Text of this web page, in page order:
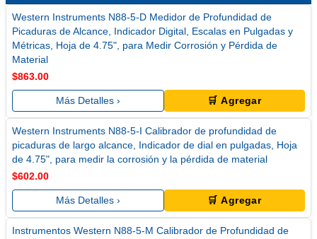
Western Instruments N88-5-D Medidor de Profundidad de
Picaduras de Alcance, Indicador Digital, Escalas en Pulgadas y
Métricas, Hoja de 4.75", para Medir Corrosión y Pérdida de
Material
$863.00
Más Detalles › 🛒 Agregar
Western Instruments N88-5-I Calibrador de profundidad de
picaduras de largo alcance, Indicador de dial en pulgadas, Hoja
de 4.75", para medir la corrosión y la pérdida de material
$602.00
Más Detalles › 🛒 Agregar
Instrumentos Western N88-5-M Calibrador de Profundidad de